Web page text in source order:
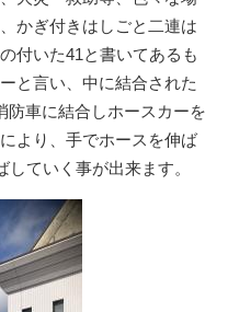
かぎ付きはしごと二連は
付いた41と書いてあるも
と言い、中に結合された
防車に結合しホースカーを
より、手でホースを伸ば
ていく事が出来ます。